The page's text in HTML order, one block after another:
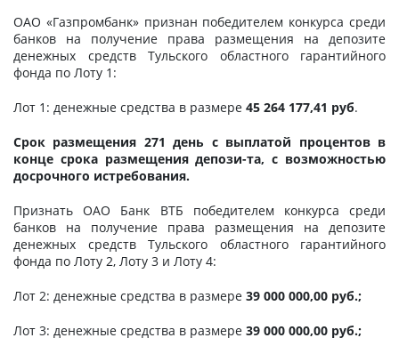
ОАО «Газпромбанк» признан победителем конкурса среди
банков на получение права размещения на депозите
денежных средств Тульского областного гарантийного
фонда по Лоту 1:
Лот 1: денежные средства в размере 45 264 177,41 руб.
Срок размещения 271 день с выплатой процентов в
конце срока размещения депози-та, с возможностью
досрочного истребования.
Признать ОАО Банк ВТБ победителем конкурса среди
банков на получение права размещения на депозите
денежных средств Тульского областного гарантийного
фонда по Лоту 2, Лоту 3 и Лоту 4:
Лот 2: денежные средства в размере 39 000 000,00 руб.;
Лот 3: денежные средства в размере 39 000 000,00 руб.;